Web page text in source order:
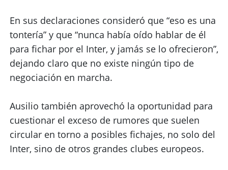
En sus declaraciones consideró que “eso es una
tontería” y que “nunca había oído hablar de él
para fichar por el Inter, y jamás se lo ofrecieron”,
dejando claro que no existe ningún tipo de
negociación en marcha.
Ausilio también aprovechó la oportunidad para
cuestionar el exceso de rumores que suelen
circular en torno a posibles fichajes, no solo del
Inter, sino de otros grandes clubes europeos.